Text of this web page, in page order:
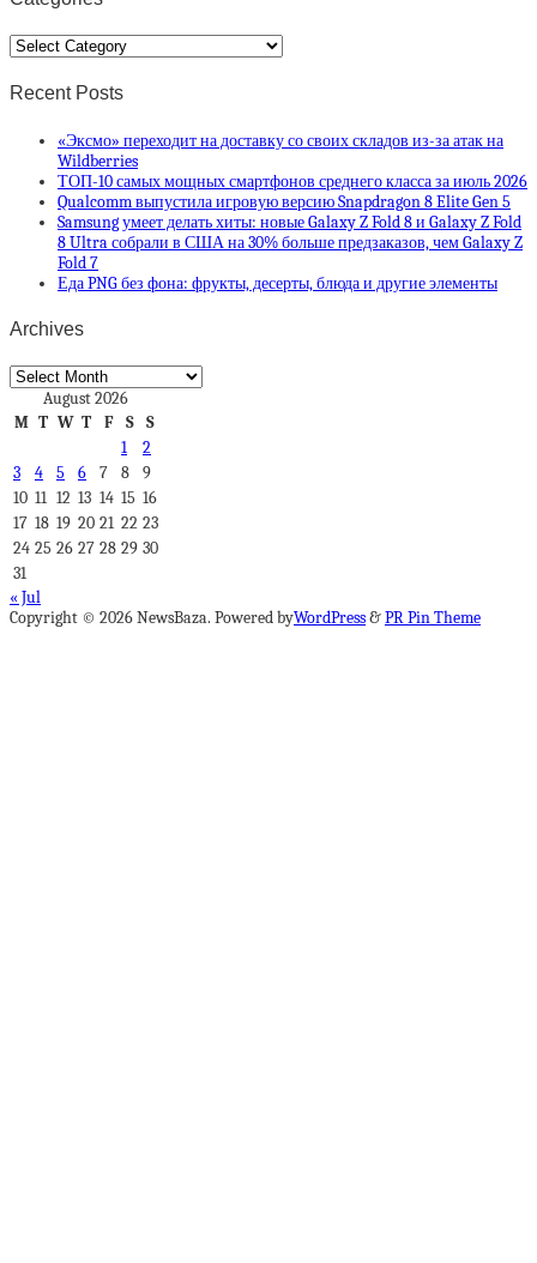
Categories
Recent Posts
«Эксмо» переходит на доставку со своих складов из-за атак на
Wildberries
ТОП-10 самых мощных смартфонов среднего класса за июль 2026
Qualcomm выпустила игровую версию Snapdragon 8 Elite Gen 5
Samsung умеет делать хиты: новые Galaxy Z Fold 8 и Galaxy Z Fold
8 Ultra собрали в США на 30% больше предзаказов, чем Galaxy Z
Fold 7
Еда PNG без фона: фрукты, десерты, блюда и другие элементы
Archives
Archives
August 2026
M T W T F S
S
1
2
3
4 5 6 7 8
9
10 11 12 13 14 15 16
17 18 19 20 21 22 23
24 25 26 27 28 29 30
31
« Jul
Copyright © 2026 NewsBaza. Powered byWordPress&PR Pin Theme